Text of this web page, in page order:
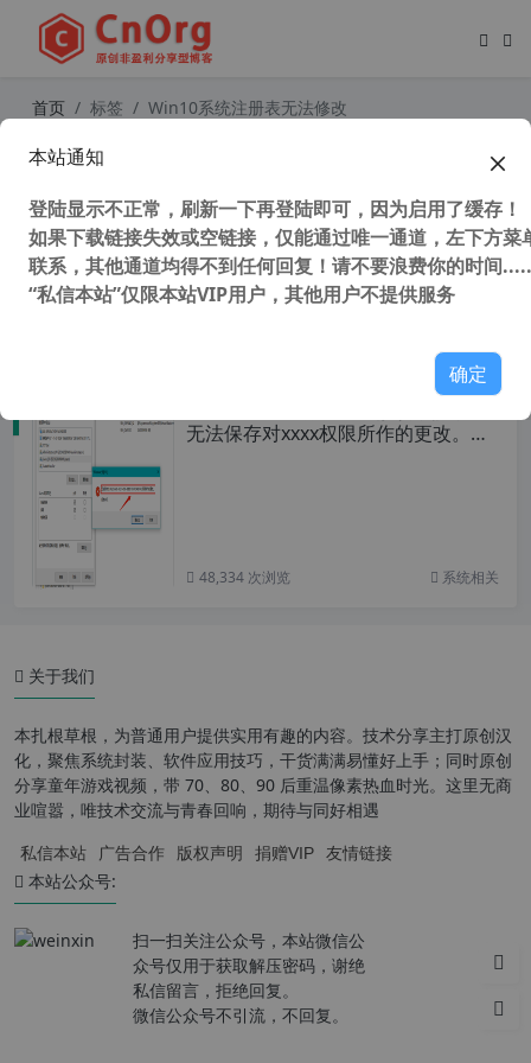
首页 标签 Win10系统注册表无法修改
Win10系统桌面网络图标变成英文 Co
无法保存对xxxx权限所作的更改。拒
48,334 次浏览 系统相关
关于我们
本扎根草根，为普通用户提供实用有趣的内容。技术分享主打原创汉
化，聚焦系统封装、软件应用技巧，干货满满易懂好上手；同时原创
分享童年游戏视频，带 70、80、90 后重温像素热血时光。这里无商
业喧嚣，唯技术交流与青春回响，期待与同好相遇
私信本站 广告合作 版权声明 捐赠VIP 友情链接
本站公众号:
扫一扫关注公众号，本站微信公
众号仅用于获取解压密码，谢绝
私信留言，拒绝回复。
微信公众号不引流，不回复。
本站通知
登陆显示不正常，刷新一下再登陆即可，因为启用了缓存！
如果下载链接失效或空链接，仅能通过唯一通道，左下方菜
联系，其他通道均得不到任何回复！请不要浪费你的时间
“私信本站”仅限本站VIP用户，其他用户不提供服务
确定